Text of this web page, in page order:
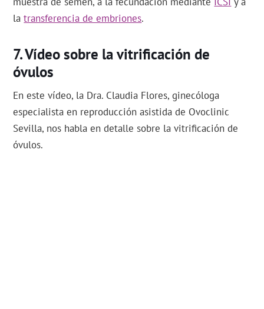
latransferencia de embriones.
Vídeo sobre la vitrificación de
óvulos
En este vídeo, la Dra. Claudia Flores, ginecóloga
especialista en reproducción asistida de Ovoclinic
Sevilla, nos habla en detalle sobre la vitrificación de
óvulos.